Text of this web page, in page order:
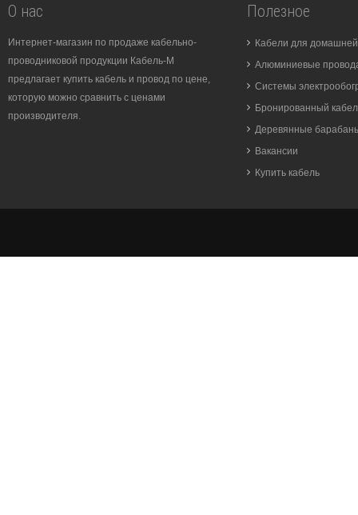
О нас
Интернет-магазин по продаже кабельно-
проводниковой продукции Кабель-М
предлагает купить кабель и провод по цене,
которую можно сравнить с ценами
производителя.
Полезное
Кабели для
Алюминиевые
Системы
Бронированный
Деревянные
Вакансии
Купить кабель